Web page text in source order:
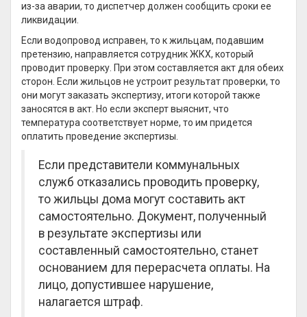
из-за аварии, то диспетчер должен сообщить сроки ее
ликвидации.
Если водопровод исправен, то к жильцам, подавшим
претензию, направляется сотрудник ЖКХ, который
проводит проверку. При этом составляется акт для обеих
сторон. Если жильцов не устроит результат проверки, то
они могут заказать экспертизу, итоги которой также
заносятся в акт. Но если эксперт выяснит, что
температура соответствует норме, то им придется
оплатить проведение экспертизы.
Если представители коммунальных
служб отказались проводить проверку,
то жильцы дома могут составить акт
самостоятельно. Документ, полученный
в результате экспертизы или
составленный самостоятельно, станет
основанием для перерасчета оплаты. На
лицо, допустившее нарушение,
налагается штраф.